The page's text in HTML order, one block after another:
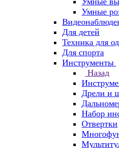
Умные
Для детей
Техника для
Для спорта
Инструменты
Назад
Дрели и
Набор
Отвертки